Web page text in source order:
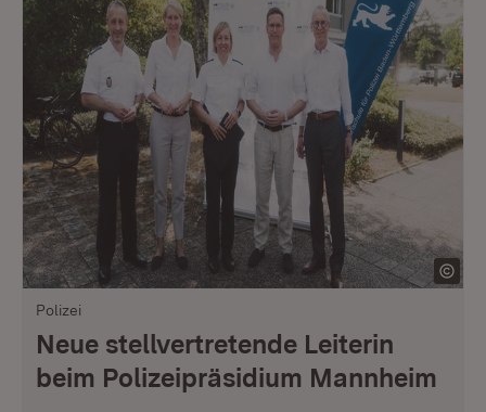
Polizei
Neue stellvertretende Leiterin
beim Polizeipräsidium Mannheim